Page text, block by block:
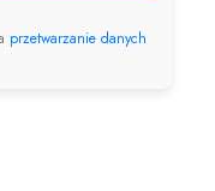
przetwarzanie danych